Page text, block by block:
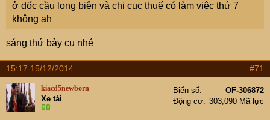
ở dốc cầu long biên và chi cục thuế có làm việc thứ 7
không ah
sáng thứ bảy cụ nhé
15:17 15/12/2014 #71
kiacd5newborn
Xe tải
Biển số
OF-306872
Động cơ
303,090 Mã lực